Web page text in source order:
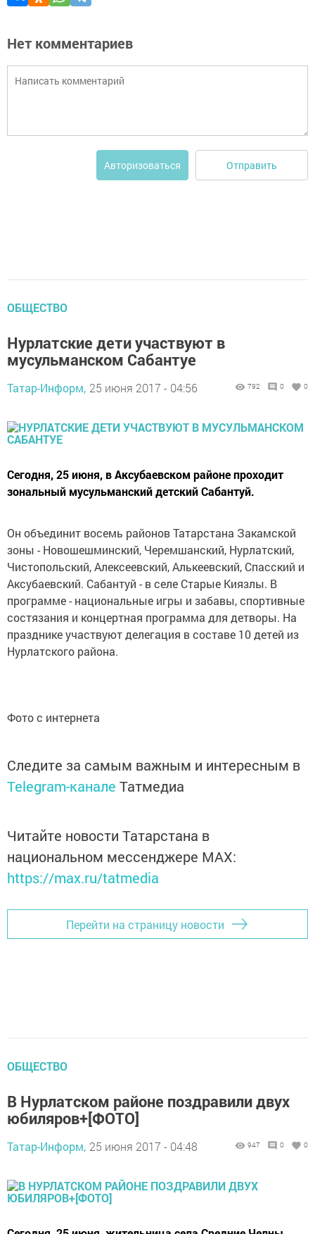
Нет комментариев
Авторизоваться Отправить
ОБЩЕСТВО
Нурлатские дети участвуют в
мусульманском Сабантуе
Татар-Информ, 25 июня 2017 - 04:56 792 0 0
Сегодня, 25 июня, в Аксубаевском районе проходит
зональный мусульманский детский Сабантуй.
Он объединит восемь районов Татарстана Закамской
зоны - Новошешминский, Черемшанский, Нурлатский,
Чистопольский, Алексеевский, Алькеевский, Спасский и
Аксубаевский. Сабантуй - в селе Старые Киязлы. В
программе - национальные игры и забавы, спортивные
состязания и концертная программа для детворы. На
празднике участвуют делегация в составе 10 детей из
Нурлатского района.
Фото с интернета
Следите за самым важным и интересным в
Telegram-канале Татмедиа
Читайте новости Татарстана в
национальном мессенджере MАХ:
https://max.ru/tatmedia
Перейти на страницу новости
ОБЩЕСТВО
В Нурлатском районе поздравили двух
юбиляров+[ФОТО]
Татар-Информ, 25 июня 2017 - 04:48 947 0 0